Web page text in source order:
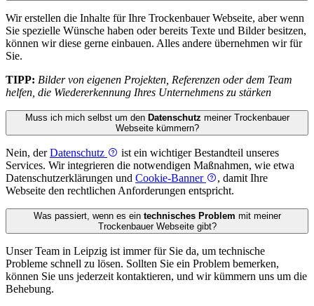
Wir erstellen die Inhalte für Ihre Trockenbauer Webseite, aber wenn
Sie spezielle Wünsche haben oder bereits Texte und Bilder besitzen,
können wir diese gerne einbauen. Alles andere übernehmen wir für
Sie.
TIPP: Bilder von eigenen Projekten, Referenzen oder dem Team
helfen, die Wiedererkennung Ihres Unternehmens zu stärken
Muss ich mich selbst um den Datenschutz meiner Trockenbauer
Webseite kümmern?
Nein, derDatenschutz
ist ein wichtiger Bestandteil unseres
Services. Wir integrieren die notwendigen Maßnahmen, wie etwa
Datenschutzerklärungen und Cookie-Banner
, damit Ihre
Webseite den rechtlichen Anforderungen entspricht.
Was passiert, wenn es ein technisches Problem mit meiner
Trockenbauer Webseite gibt?
Unser Team in Leipzig ist immer für Sie da, um technische
Probleme schnell zu lösen. Sollten Sie ein Problem bemerken,
können Sie uns jederzeit kontaktieren, und wir kümmern uns um die
Behebung.